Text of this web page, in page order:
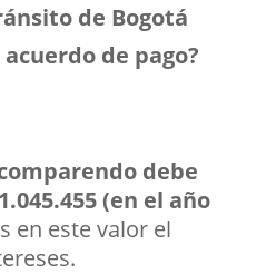
de Bogotá
de pago?
debe
(en el año
en este valor el